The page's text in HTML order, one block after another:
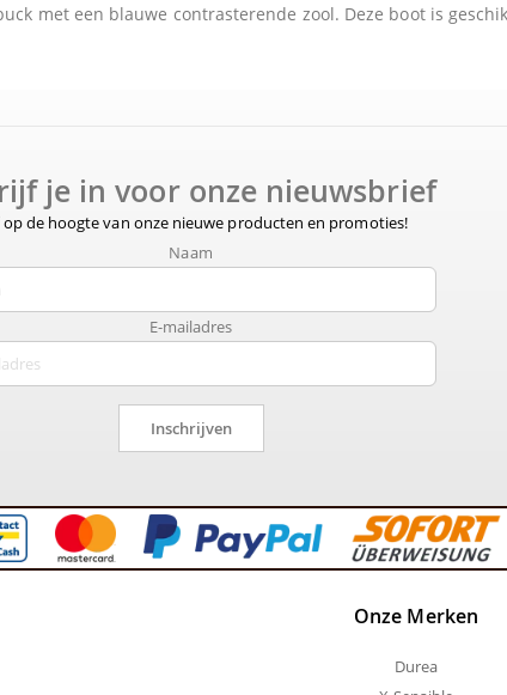
met een blauwe contrasterende zool. Deze boot is
je in voor onze nieuwsbrief
op de hoogte van onze nieuwe producten en promoties!
Naam
E-mailadres
Inschrijven
Onze Merken
Durea